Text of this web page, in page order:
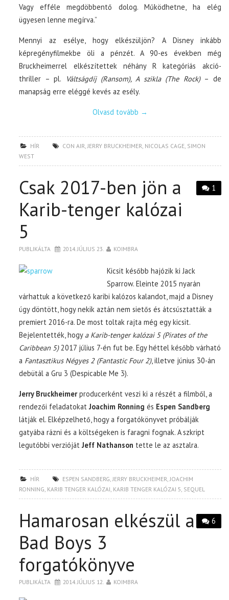
Vagy efféle megdöbbentő dolog. Működhetne, ha elég
ügyesen lenne megírva.”
Mennyi az esélye, hogy elkészüljön? A Disney inkább
képregényfilmekbe öli a pénzét. A 90-es években még
Bruckheimerrel elkészítettek néhány R kategóriás akció-
thriller – pl. Váltságdíj (Ransom), A szikla (The Rock)– de
manapság erre eléggé kevés az esély.
Olvasd tovább →
HÍR CON AIR,JERRY BRUCKHEIMER, NICOLAS CAGE, SIMON
WEST
1
Csak 2017-ben jön a
Karib-tenger kalózai
5
PUBLIKÁLTA 2014. JÚLIUS 23. KOIMBRA
Kicsit később hajózik ki Jack
Sparrow. Eleinte 2015 nyarán
várhattuk a következő karibi kalózos kalandot, majd a Disney
úgy döntött, hogy nekik aztán nem sietős és átcsúsztatták a
premiert 2016-ra. De most toltak rajta még egy kicsit.
Bejelentették, hogy a Karib-tenger kalózai 5 (Pirates of the
Caribbean 5)2017 július 7-én fut be. Egy héttel később várható
a Fantasztikus Négyes 2 (Fantastic Four 2), illetve június 30-án
debütál a Gru 3 (Despicable Me 3).
Jerry Bruckheimerproducerként veszi ki a részét a filmből, a
rendezői feladatokatJoachim Ronning és Espen Sandberg
látják el. Elképzelhető, hogy a forgatókönyvet próbálják
gatyába rázni és a költségeken is faragni fognak. A szkript
legutóbbi verziójátJeff Nathanson tette le az asztalra.
HÍR ESPEN SANDBERG,JERRY BRUCKHEIMER,JOACHIM
RONNING, KARIB TENGER KALÓZAI, KARIB TENGER KALÓZAI 5, SEQUEL
6
Hamarosan elkészül a
Bad Boys 3
forgatókönyve
PUBLIKÁLTA 2014. JÚLIUS 12. KOIMBRA